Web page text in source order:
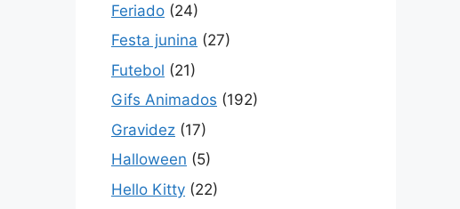
Feriado (24)
Festa junina (27)
Futebol (21)
Gifs Animados (192)
Gravidez (17)
Halloween (5)
Hello Kitty (22)